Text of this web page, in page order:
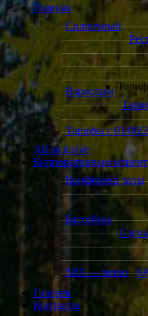
Главная
Солнечный
Взрослым
Тарифы с 01/06/
All inclusive
Корпоративным
Конференц залы
Бассейны
SPA — меню
Галерея
Контакты